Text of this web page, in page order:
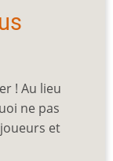
! Au lieu
ne pas
et